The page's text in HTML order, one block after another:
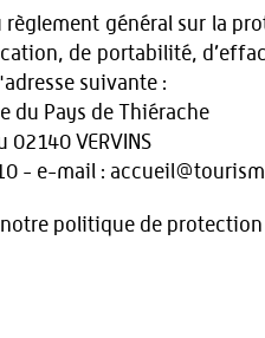
règlement général sur la
de portabilité,
suivante :
du Pays de Thiérache
02140 VERVINS
10 - e-mail :
politique de protection